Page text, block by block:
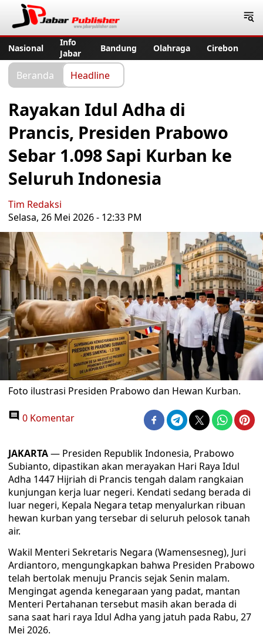
Nasional
Info
Jabar
Bandung Olahraga Cirebon
Beranda Headline
Rayakan Idul Adha di
Prancis, Presiden Prabowo
Sebar 1.098 Sapi Kurban ke
Seluruh Indonesia
Tim Redaksi
Selasa, 26 Mei 2026 - 12:33 PM
Foto ilustrasi Presiden Prabowo dan Hewan Kurban.
0 Komentar
JAKARTA— Presiden Republik Indonesia, Prabowo
Subianto, dipastikan akan merayakan Hari Raya Idul
Adha 1447 Hijriah di Prancis tengah dalam rangkaian
kunjungan kerja luar negeri. Kendati sedang berada di
luar negeri, Kepala Negara tetap menyalurkan ribuan
hewan kurban yang tersebar di seluruh pelosok tanah
air.
Wakil Menteri Sekretaris Negara (Wamensesneg), Juri
Ardiantoro, mengungkapkan bahwa Presiden Prabowo
telah bertolak menuju Prancis sejak Senin malam.
Mengingat agenda kenegaraan yang padat, mantan
Menteri Pertahanan tersebut masih akan berada di
sana saat hari raya Idul Adha yang jatuh pada Rabu, 27
Mei 2026.